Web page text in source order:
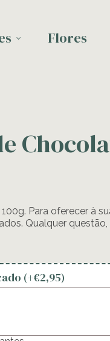
Flores
Para oferecer à
Qualquer
(+€2,95)